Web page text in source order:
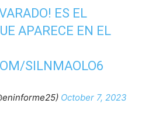
ES EL
APARECE EN EL
SILNMAOLO6
October 7, 2023